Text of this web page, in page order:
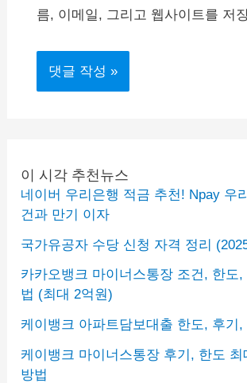
름, 이메일, 그리고 웹사이트를 저
이 시각 추천뉴스
네이버 우리은행 적금 추천! Npay 우
건과 만기 이자
국가유공자 수당 신청 자격 정리
카카오뱅크 마이너스통장 조건, 한도
법 (최대 2억원)
케이뱅크 아파트담보대출 한도, 후기,
케이뱅크 마이너스통장 후기, 한도 최
방법